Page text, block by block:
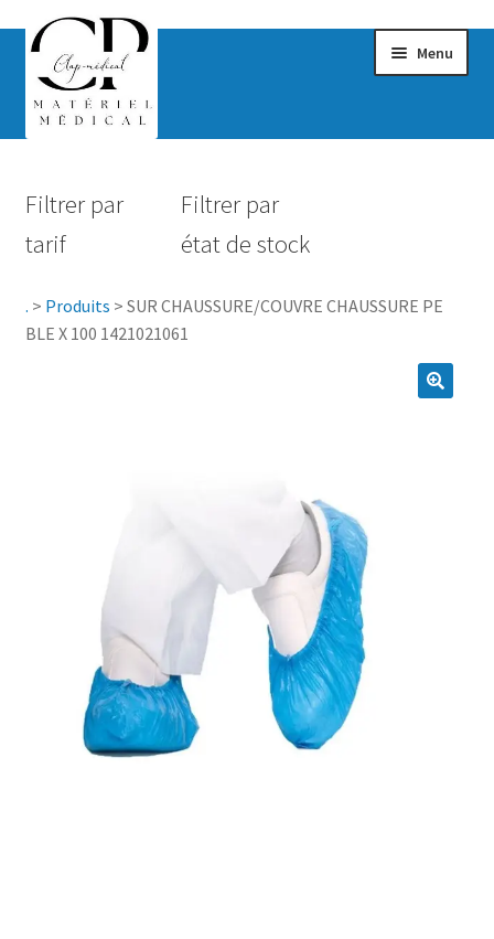
Menu
Hygiène
Filtrer par
tarif
Filtrer par
état de stock
. > Produits > SUR CHAUSSURE/COUVRE CHAUSSURE PE
BLE X 100 1421021061